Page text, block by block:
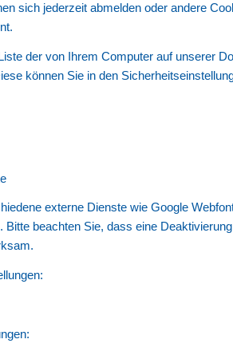
sich jederzeit abmelden oder andere
der von Ihrem Computer auf unserer
können Sie in den
externe Dienste wie Google
Bitte beachten Sie, dass eine